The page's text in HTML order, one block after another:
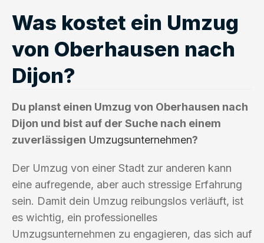
Was kostet ein Umzug
von Oberhausen nach
Dijon?
Du planst einen Umzug von Oberhausen nach
Dijon und bist auf der Suche nach einem
zuverlässigen Umzugsunternehmen?
Der Umzug von einer Stadt zur anderen kann
eine aufregende, aber auch stressige Erfahrung
sein. Damit dein Umzug reibungslos verläuft, ist
es wichtig, ein professionelles
Umzugsunternehmen zu engagieren, das sich auf